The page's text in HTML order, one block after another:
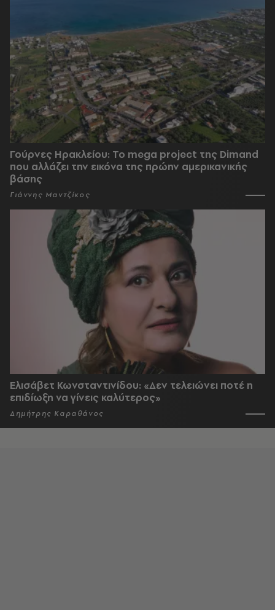
Γούρνες Ηρακλείου: To mega project της Dimand
που αλλάζει την εικόνα της πρώην αμερικανικής
βάσης
Γιάννης Μαντζίκος
Ελισάβετ Κωνσταντινίδου: «Δεν τελειώνει ποτέ η
επιδίωξη να γίνεις καλύτερος»
Δημήτρης Καραθάνος